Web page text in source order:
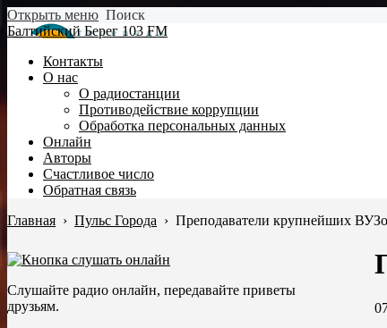
Открыть меню Поиск
Балтийский Берег 103 FM
Контакты
О нас
О радиостанции
Противодействие коррупции
Обработка персональных данных
Онлайн
Авторы
Счастливое число
Обратная связь
Главная › Пульс Города › Преподаватели крупнейших
Слушайте радио онлайн, передавайте приветы
друзьям.